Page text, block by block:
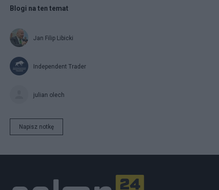
Blogi na ten temat
Jan Filip Libicki
Independent Trader
julian olech
Napisz notkę